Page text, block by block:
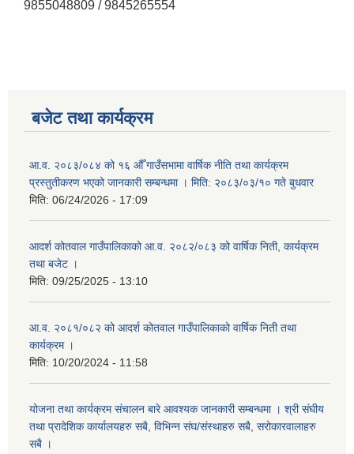
9855048809 / 9845265554
बजेट तथा कार्यक्रम
आ.व. २०८३/०८४ को १६ औँ गाउँसभामा वार्षिक नीति तथा कार्यक्रम
प्रस्तुतीकरण भएको जानकारी सम्बन्धमा । मिति: २०८३/०३/१० गते बुधवार
मिति: 06/24/2026 - 17:09
आदर्श कोतवाल गाउँपालिकाको आ.व. २०८२/०८३ को वार्षिक निती, कार्यक्रम
तथा बजेट ।
मिति: 09/25/2025 - 13:10
आ.व. २०८१/०८२ को आदर्श कोतवाल गाउँपालिकाको वार्षिक निती तथा
कार्यक्रम ।
मिति: 10/20/2024 - 11:58
योजना तथा कार्यक्रम संचालन बारे आवश्यक जानकारी सम्बन्धमा । श्री संघीय
तथा प्रादेशिक कार्यालयहरु सबै, विभिन्‍न संघ/संस्थाहरु सबै, सरोकारवालाहरु
सबै ।